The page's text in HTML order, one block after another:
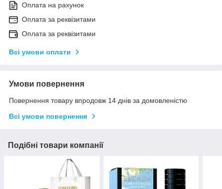
Оплата на рахунок
Оплата за реквізитами
Оплата за реквізитами
Всі умови оплати
Умови повернення
Повернення товару впродовж 14 днів за домовленістю
Всі умови повернення
Подібні товари компанії